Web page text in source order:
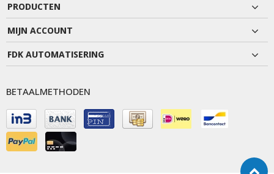
PRODUCTEN
MIJN ACCOUNT
FDK AUTOMATISERING
BETAALMETHODEN